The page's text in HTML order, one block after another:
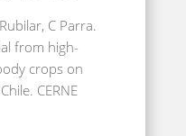
C Parra.
from high-
crops on
CERNE